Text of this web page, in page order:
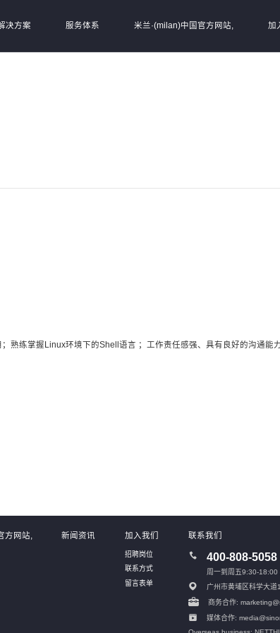
决方案 服务体系 米兰·(milan)中国官方网站, 加
练掌握Linux环境下的Shell语言 ；工作责任感强、具有良好的沟通能
方网站, 新闻资讯 加入我们
招聘岗位
联系方式
留言表单
联系我们
400-808-5058
周一到周五9:30-18:00
广州市黄埔区科学大
商务合作:
媒体合作: